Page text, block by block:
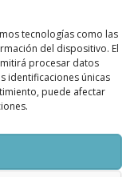
tecnologías como las
del dispositivo. El
procesar datos
identificaciones únicas
puede afectar